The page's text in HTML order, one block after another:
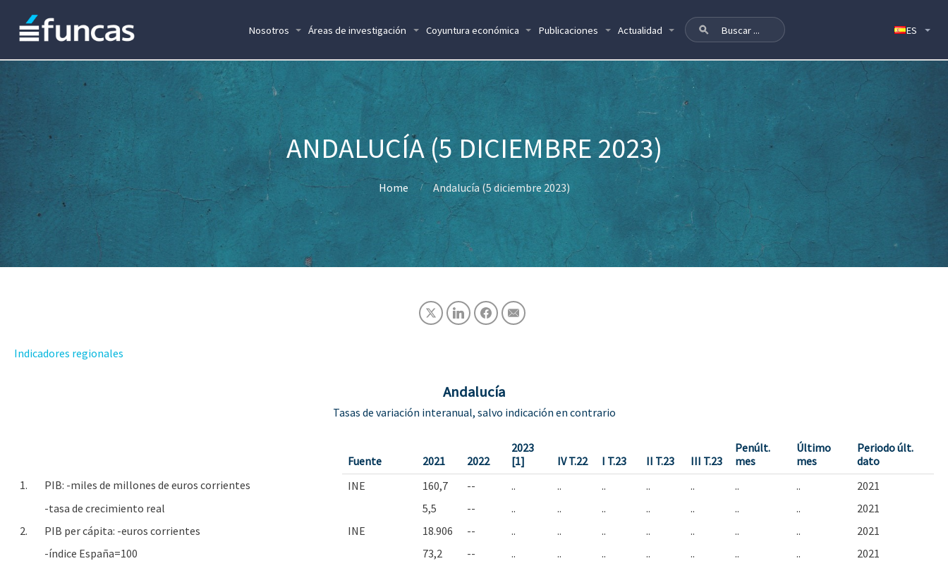
Nosotros Áreas de investigación Coyuntura económica Publicaciones Actualidad
ANDALUCÍA (5 DICIEMBRE 2023)
Home Andalucía (5 diciembre 2023)
Indicadores regionales
Andalucía
Tasas de variación interanual, salvo indicación en contrario
Fuente 2021 2022
2023
[1]
IV T.22 I T.23 II T.23 III T.23
Penúlt.
mes
Último
mes
Periodo últ.
dato
1.
PIB: -miles de millones de euros corrientes INE 160,7 -- .. .. .. .. .. .. ..
2021
-tasa de crecimiento real
5,5 -- .. .. .. .. .. .. ..
2021
2.
PIB per cápita: -euros corrientes INE 18.906 -- .. .. .. .. .. .. ..
2021
-índice España=100
73,2 -- .. .. .. .. .. .. ..
2021